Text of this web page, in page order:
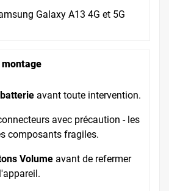
Galaxy A13 4G et 5G
avant toute intervention.
avec précaution - les
composants fragiles.
Volume avant de refermer